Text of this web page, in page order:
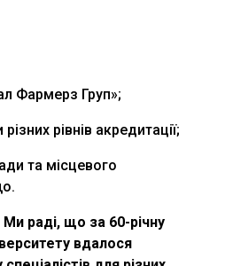
Фармерз Груп»;
рівнів акредитації;
та місцевого
раді, що за 60-річну
вдалося